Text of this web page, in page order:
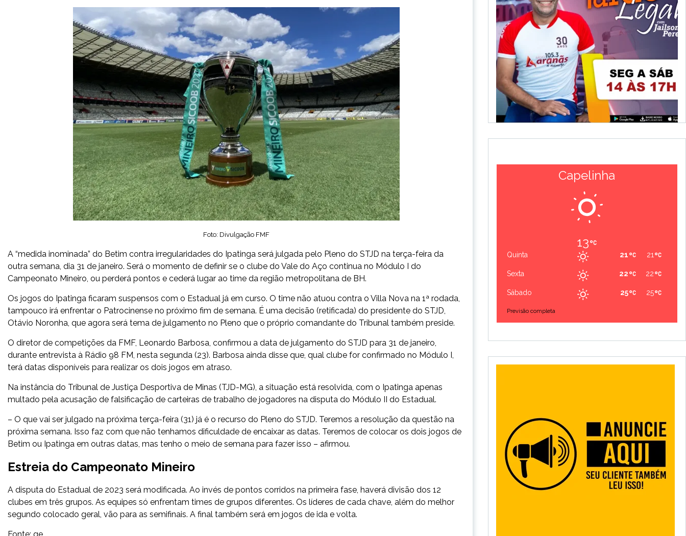
Foto: Divulgação FMF
A “medida inominada” do Betim contra irregularidades do Ipatinga será julgada pelo Pleno do STJD na terça-feira da
outra semana, dia 31 de janeiro. Será o momento de definir se o clube do Vale do Aço continua no Módulo I do
Campeonato Mineiro, ou perderá pontos e cederá lugar ao time da região metropolitana de BH.
Os jogos do Ipatinga ficaram suspensos com o Estadual já em curso. O time não atuou contra o Villa Nova na 1ª rodada,
tampouco irá enfrentar o Patrocinense no próximo fim de semana. É uma decisão (retificada) do presidente do STJD,
Otávio Noronha, que agora será tema de julgamento no Pleno que o próprio comandante do Tribunal também preside.
O diretor de competições da FMF, Leonardo Barbosa, confirmou a data de julgamento do STJD para 31 de janeiro,
durante entrevista à Rádio 98 FM, nesta segunda (23). Barbosa ainda disse que, qual clube for confirmado no Módulo I,
terá datas disponíveis para realizar os dois jogos em atraso.
Na instância do Tribunal de Justiça Desportiva de Minas (TJD-MG), a situação está resolvida, com o Ipatinga apenas
multado pela acusação de falsificação de carteiras de trabalho de jogadores na disputa do Módulo II do Estadual.
– O que vai ser julgado na próxima terça-feira (31) já é o recurso do Pleno do STJD. Teremos a resolução da questão na
próxima semana. Isso faz com que não tenhamos dificuldade de encaixar as datas. Teremos de colocar os dois jogos de
Betim ou Ipatinga em outras datas, mas tenho o meio de semana para fazer isso – afirmou.
Estreia do Campeonato Mineiro
A disputa do Estadual de 2023 será modificada. Ao invés de pontos corridos na primeira fase, haverá divisão dos 12
clubes em três grupos. As equipes só enfrentam times de grupos diferentes. Os líderes de cada chave, além do melhor
segundo colocado geral, vão para as semifinais. A final também será em jogos de ida e volta.
Capelinha
13
Quinta 21
21
Sexta 22
22
Sábado 25
25
Previsão completa